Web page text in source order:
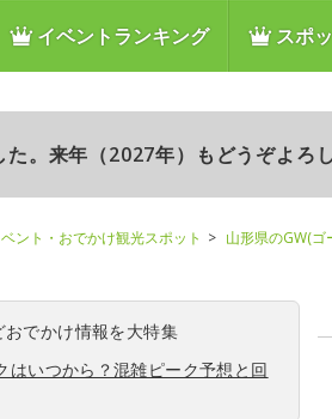
イベントランキング スポ
。来年（2027年）もどうぞよろ
ント・おでかけ観光スポット
山形県のGW(ゴ
おでかけ情報を大特集
はいつから？混雑ピーク予想と回